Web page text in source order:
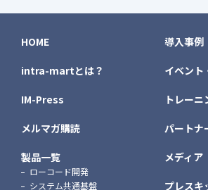
HOME
intra-martとは？
IM-Press
メルマガ購読
製品一覧
ローコード開発
システム共通基盤
導入事例
イベント
トレーニ
パートナ
メディア
プレスキ